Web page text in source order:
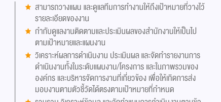
สามารถวางแผน และดูแลทีมการทำงานให้ถึงเป้าหมายที่วางไว้
รายละเอียดของงาน
กำกับดูแลงานติดตามและประเมินผลของสำนักงานให้เป็นไป
ตามเป้าหมายและแผนงาน
วิเคราะห์ผลการดำเนินงาน ประเมินผล และจัดทำรายงานการ
ดำเนินงานทั้งในระดับแผนงาน/โครงการ และในภาพรวมของ
องค์กร และบริหารจัดการงานที่เกี่ยวข้อง เพื่อให้เกิดการส่ง
มอบงานตามตัวชี้วัดได้ตรงตามเป้าหมายที่กำหนด